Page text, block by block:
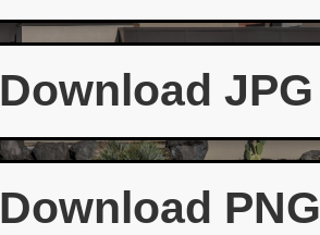
Download JPG
Download PNG